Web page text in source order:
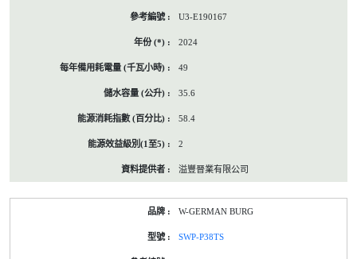
U3-E190167
2024
49
35.6
58.4
2
溢豐晉業有限公司
W-GERMAN BURG
SWP-P38TS